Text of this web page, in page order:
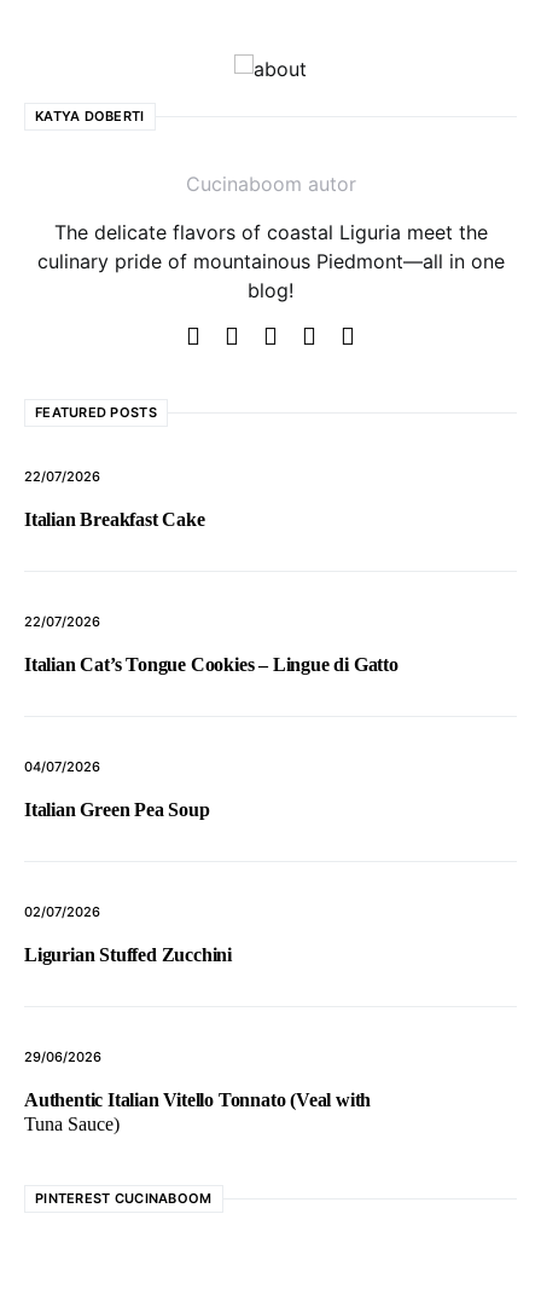
KATYA DOBERTI
Cucinaboom autor
The delicate flavors of coastal Liguria meet the
culinary pride of mountainous Piedmont—all in one
blog!
FEATURED POSTS
22/07/2026
Italian Breakfast Cake
22/07/2026
Italian Cat’s Tongue Cookies – Lingue di Gatto
04/07/2026
Italian Green Pea Soup
02/07/2026
Ligurian Stuffed Zucchini
29/06/2026
Authentic Italian Vitello Tonnato (Veal with
Tuna Sauce)
PINTEREST CUCINABOOM